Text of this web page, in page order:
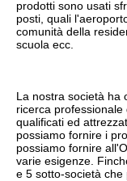
prodotti sono usati
posti, quali
comunità della
scuola ecc.
La nostra società ha
ricerca
qualificati ed
possiamo fornire i
possiamo fornire
varie esigenze.
e 5 sotto-società che